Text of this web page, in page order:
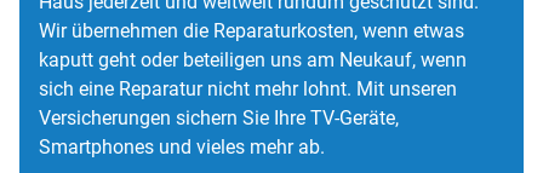
Wir übernehmen die Reparaturkosten, wenn etwas
kaputt geht oder beteiligen uns am Neukauf, wenn
sich eine Reparatur nicht mehr lohnt. Mit unseren
Versicherungen sichern Sie Ihre TV-Geräte,
Smartphones und vieles mehr ab.